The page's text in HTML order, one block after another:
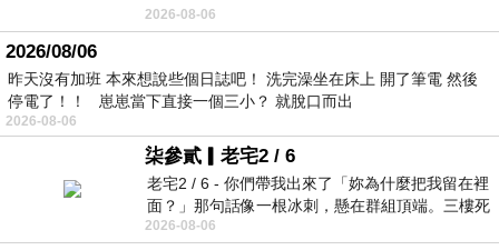
2026-08-06
2026/08/06
昨天沒有加班 本來想說些個日誌吧！ 洗完澡坐在床上 開了筆電 然後
停電了！！ 崽崽當下直接一個三小？ 就脫口而出
2026-08-06
柒參貳▎老宅2 / 6
老宅2 / 6 - 你們帶我出來了「妳為什麼把我留在裡
面？」那句話像一根冰刺，懸在群組頂端。三樓死
死盯著照片裡的人。那個人確實站在
2026-08-06